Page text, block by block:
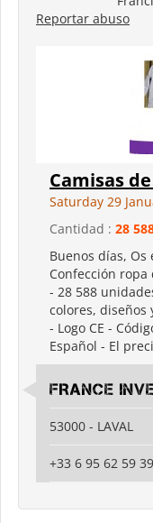
Reportar abuso
Camisas
Saturday 29
Cantidad : 28
Buenos días,
Confección ropa
- 28 588
colores,
- Logo CE -
Español - El
FRANCE
53000 - LAVAL
+33 6 95 62 59 39